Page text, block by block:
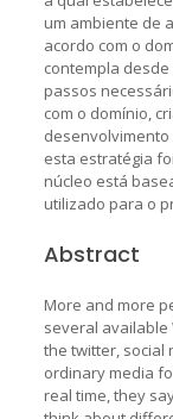
um ambiente de
acordo com o
contempla
passos
com o domínio,
esta estratégia
núcleo está
utilizado para o
Abstract
More and more
several available
the twitter, social
ordinary media
real time, they